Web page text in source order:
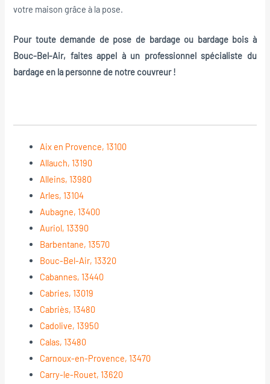
votre maison grâce à la pose.
Pour toute demande de pose de bardage ou bardage bois à
Bouc-Bel-Air, faites appel à un professionnel spécialiste du
bardage en la personne de notre couvreur !
Aix en Provence, 13100
Allauch, 13190
Alleins, 13980
Arles, 13104
Aubagne, 13400
Auriol, 13390
Barbentane, 13570
Bouc-Bel-Air, 13320
Cabannes, 13440
Cabries, 13019
Cabriès, 13480
Cadolive, 13950
Calas, 13480
Carnoux-en-Provence, 13470
Carry-le-Rouet, 13620